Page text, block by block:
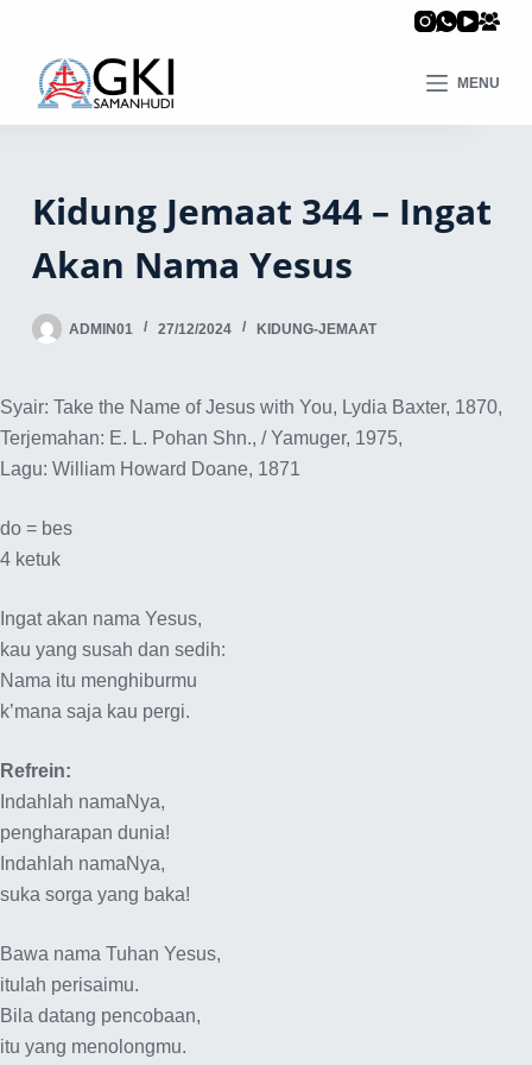
MENU
Kidung Jemaat 344 – Ingat
Akan Nama Yesus
ADMIN01 27/12/2024 KIDUNG-JEMAAT
Syair: Take the Name of Jesus with You, Lydia Baxter, 1870,
Terjemahan: E. L. Pohan Shn., / Yamuger, 1975,
Lagu: William Howard Doane, 1871
do = bes
4 ketuk
Ingat akan nama Yesus,
kau yang susah dan sedih:
Nama itu menghiburmu
k’mana saja kau pergi.
Refrein:
Indahlah namaNya,
pengharapan dunia!
Indahlah namaNya,
suka sorga yang baka!
Bawa nama Tuhan Yesus,
itulah perisaimu.
Bila datang pencobaan,
itu yang menolongmu.